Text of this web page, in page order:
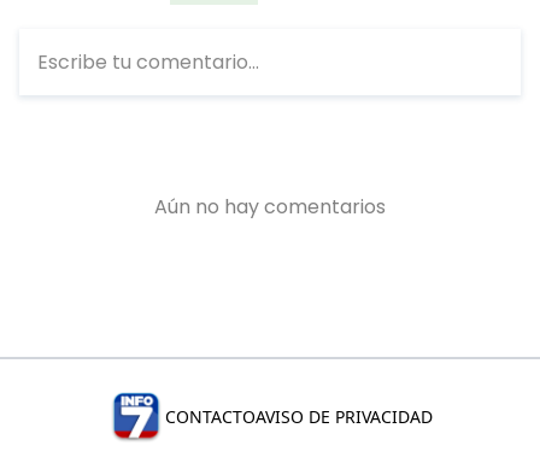
CONTACTOAVISO DE PRIVACIDAD